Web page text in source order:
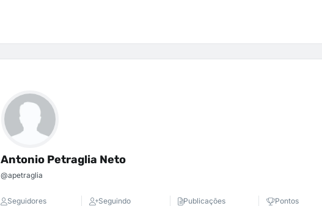
Antonio Petraglia Neto
@apetraglia
Seguidores Seguindo Publicações Pontos